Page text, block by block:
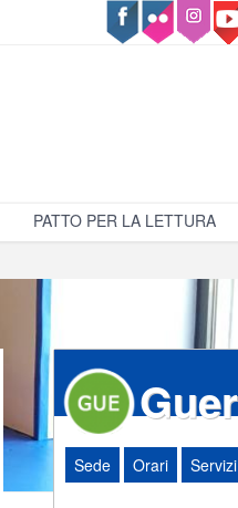
PATTO PER LA LETTURA
Sede Orari Servizi